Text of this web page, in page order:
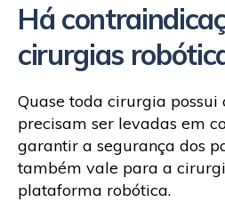
Há
cirurgias
Quase toda cirurgia possui
precisam ser levadas em
garantir a segurança dos
também vale para a
plataforma robótica.